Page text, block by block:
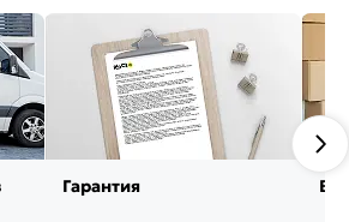
Гарантия